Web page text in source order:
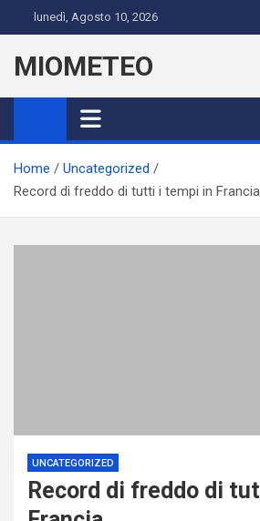
to
content
lunedì, Agosto 10, 2026
MIOMETEO
Home
Uncategorized
Record di freddo di tutti i tempi in Francia
UNCATEGORIZED
Record di freddo di